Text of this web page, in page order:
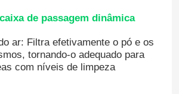
do hospital
cirúrgica
de passagem dinâmica
ar: Filtra efetivamente o pó e os
tornando-o adequado para
com níveis de limpeza